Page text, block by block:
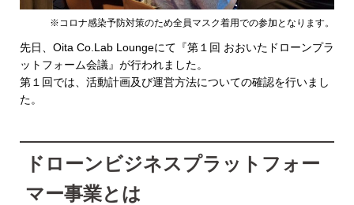
※コロナ感染予防対策のため全員マスク着用での参加となります。
先日、Oita Co.Lab Loungeにて『第１回 おおいたドローンプラ
ットフォーム会議』が行われました。
第１回では、活動計画及び運営方法についての確認を行いまし
た。
ドローンビジネスプラットフォー
マー事業とは